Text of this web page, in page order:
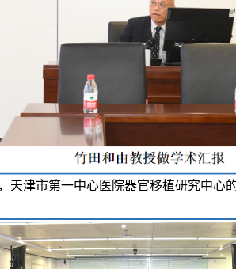
天津市第一中心医院器官移植研究中心